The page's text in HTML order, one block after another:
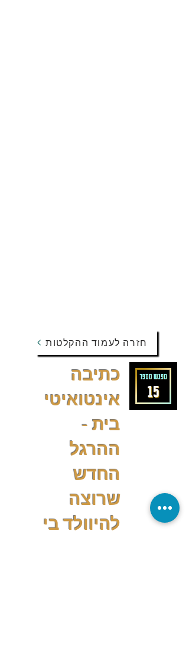
חזרה לעמוד ההקלטות
כתיבה
אינטואיטי
בית -
ההרגל
החדש
שרוצה
להיוולד בי